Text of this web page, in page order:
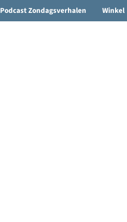
Podcast Zondagsverhalen Winkel